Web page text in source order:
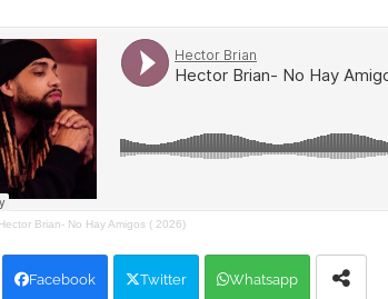
Hector Brian- No Hay Amigos ( 2026)
Facebook Twitter Whatsapp